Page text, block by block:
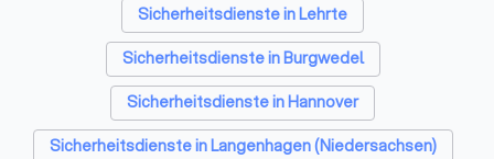
Freie Redner in Burgdorf Kreis Hannover
Sicherheitsdienste in Lehrte
Sicherheitsdienste in Burgwedel
Sicherheitsdienste in Hannover
Sicherheitsdienste in Langenhagen (Niedersachsen)